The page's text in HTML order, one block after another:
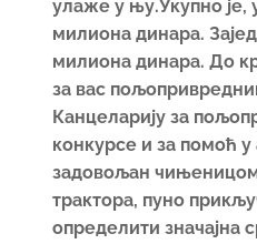
улаже у њу.Укупно
милиона динара.
милиона динара. До
за вас
Канцеларију за
конкурсе и за помоћ
задовољан чињеницом
трактора, пуно
определити значајна